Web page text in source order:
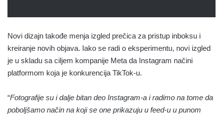
Novi dizajn takođe menja izgled prečica za pristup inboksu i
kreiranje novih objava. Iako se radi o eksperimentu, novi izgled
je u skladu sa ciljem kompanije Meta da Instagram načini
platformom koja je konkurencija TikTok-u.
“Fotografije su i dalje bitan deo Instagram-a i radimo na tome da
poboljšamo način na koji se one prikazuju u feed-u u punom